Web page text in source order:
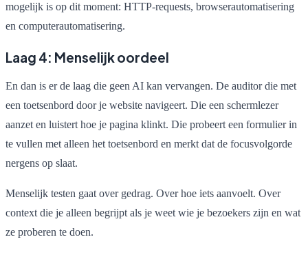
mogelijk is op dit moment: HTTP-requests, browserautomatisering
en computerautomatisering.
Laag 4: Menselijk oordeel
En dan is er de laag die geen AI kan vervangen. De auditor die met
een toetsenbord door je website navigeert. Die een schermlezer
aanzet en luistert hoe je pagina klinkt. Die probeert een formulier in
te vullen met alleen het toetsenbord en merkt dat de focusvolgorde
nergens op slaat.
Menselijk testen gaat over gedrag. Over hoe iets aanvoelt. Over
context die je alleen begrijpt als je weet wie je bezoekers zijn en wat
ze proberen te doen.